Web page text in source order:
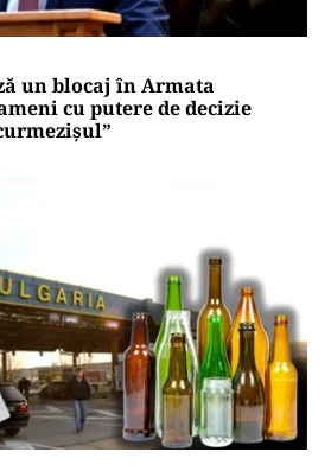
un blocaj în Armata
cu putere de decizie